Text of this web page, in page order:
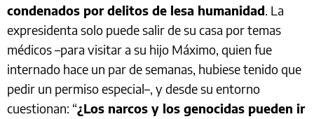
condenados por delitos de lesa humanidad. La
expresidenta solo puede salir de su casa por temas
médicos –para visitar a su hijo Máximo, quien fue
internado hace un par de semanas, hubiese tenido que
pedir un permiso especial–, y desde su entorno
cuestionan: “¿Los narcos y los genocidas pueden ir